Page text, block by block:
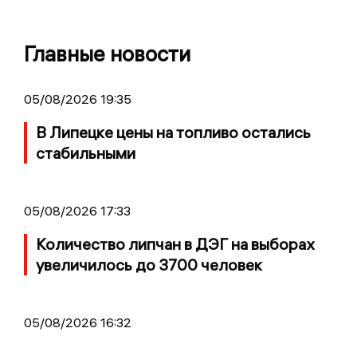
Главные новости
05/08/2026 19:35
В Липецке цены на топливо остались
стабильными
05/08/2026 17:33
Количество липчан в ДЭГ на выборах
увеличилось до 3700 человек
05/08/2026 16:32